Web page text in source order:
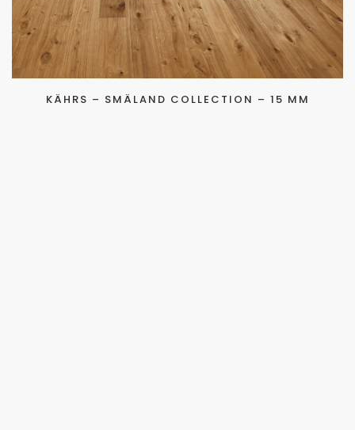
KÄHRS – SMÄLAND COLLECTION – 15 MM